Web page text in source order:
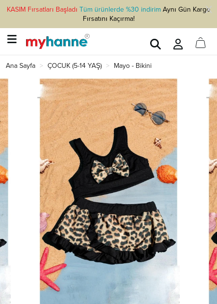
KASIM Fırsatları Başladı Tüm ürünlerde %30 indirimAynı Gün Kargo
Fırsatını Kaçırma!
Ana Sayfa ÇOCUK (5-14 YAŞ) Mayo - Bikini